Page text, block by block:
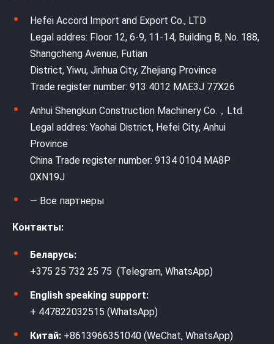
Hefei Accord Import and Export Co., LTD
Legal addres: Floor 12, 6-9, 11-14, Building B, No. 188,
Shangcheng Avenue, Futian
District, Yiwu, Jinhua City, Zhejiang Province
Trade register number: 913 4012 MAE3J 77X26
Anhui Shengkun Construction Machinery Co.，Ltd.
Legal addres: Yaohai District, Hefei City, Anhui
Province
China Trade register number: 9134 0104 MA8P
0XN19J
— Все партнеры
Контакты:
Беларусь:
+375 25 732 25 75 (Telegram, WhatsApp)
English speaking support:
+ 447822032515 (WhatsApp)
Китай: +8613966351040 (WeChat, WhatsApp)